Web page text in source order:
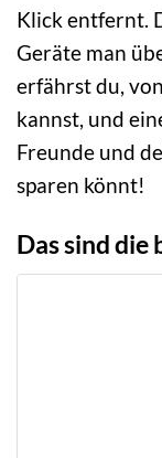
Klick entfernt.
Geräte man
erfährst du,
kannst, und
Freunde und
sparen könnt!
Das sind die